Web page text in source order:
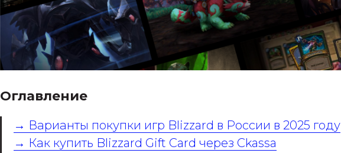
Оглавление
→ Варианты покупки игр Blizzard в России в 2025 году
→ Как купить Blizzard Gift Card через Ckassa